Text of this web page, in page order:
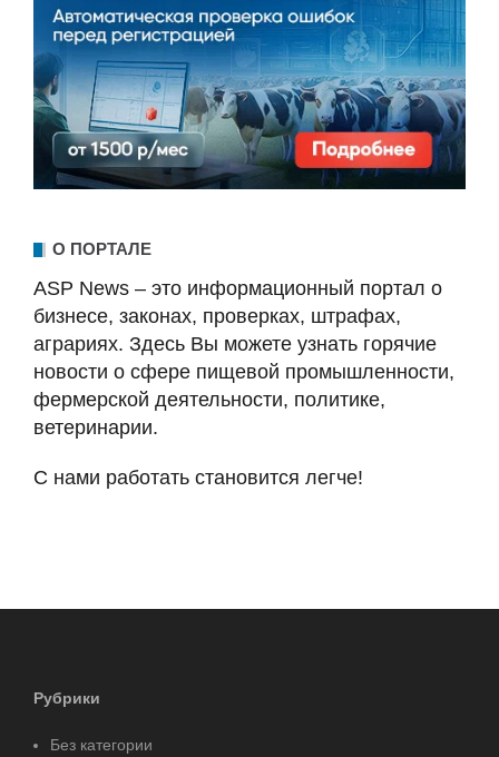
О ПОРТАЛЕ
ASP News – это информационный портал о
бизнесе, законах, проверках, штрафах,
аграриях. Здесь Вы можете узнать горячие
новости о сфере пищевой промышленности,
фермерской деятельности, политике,
ветеринарии.
С нами работать становится легче!
Рубрики
Без категории